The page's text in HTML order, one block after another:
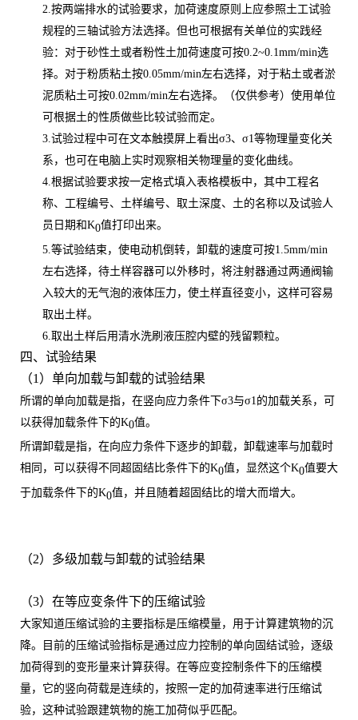
2.按两端排水的试验要求，加荷速度原则上应参照土工试验
规程的三轴试验方法选择。但也可根据有关单位的实践经
验：对于砂性土或者粉性土加荷速度可按0.2~0.1mm/min选
择。对于粉质粘土按0.05mm/min左右选择，对于粘土或者淤
泥质粘土可按0.02mm/min左右选择。（仅供参考）使用单位
可根据土的性质做些比较试验而定。
3.试验过程中可在文本触摸屏上看出σ3、 σ1等物理量变化关
系，也可在电脑上实时观察相关物理量的变化曲线。
4.根据试验要求按一定格式填入表格模板中，其中工程名
称、工程编号、土样编号、取土深度、土的名称以及试验人
员日期和K0值打印出来。
5.等试验结束，使电动机倒转，卸载的速度可按1.5mm/min
左右选择，待土样容器可以外移时，将注射器通过两通阀输
入较大的无气泡的液体压力，使土样直径变小，这样可容易
取出土样。
6.取出土样后用清水洗刷液压腔内壁的残留颗粒。
四、试验结果
（1） 单向加载与卸载的试验结果
所谓的单向加载是指，在竖向应力条件下σ3与σ1的加载关系，可
以获得加载条件下的K0值。
所谓卸载是指，在向应力条件下逐步的卸载，卸载速率与加载时
相同，可以获得不同超固结比条件下的K0值，显然这个K0值要大
于加载条件下的K0值，并且随着超固结比的增大而增大。
（2）多级加载与卸载的试验结果
（3）在等应变条件下的压缩试验
大家知道压缩试验的主要指标是压缩模量，用于计算建筑物的沉
降。目前的压缩试验指标是通过应力控制的单向固结试验，逐级
加荷得到的变形量来计算获得。在等应变控制条件下的压缩模
量，它的竖向荷载是连续的，按照一定的加荷速率进行压缩试
验，这种试验跟建筑物的施工加荷似乎匹配。